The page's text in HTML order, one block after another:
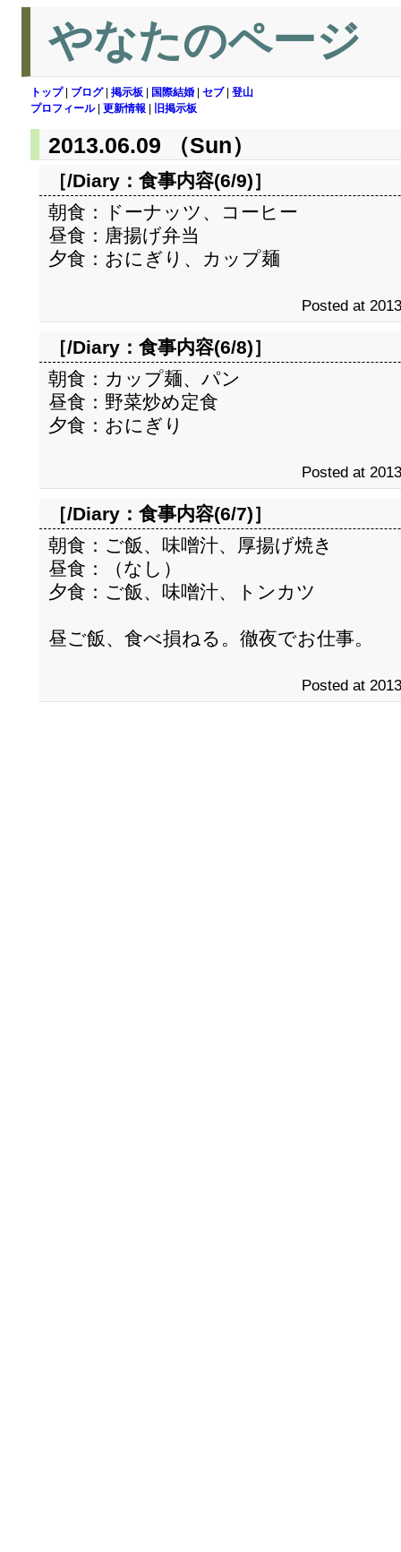
やなたのページ
トップ| ブログ| 掲示板 国際結婚 セブ| 登山
プロフィール| 更新情報 旧掲示板
2013.06.09 （Sun）
［/Diary： 食事内容(6/9)］
朝食：ドーナッツ、コーヒー
昼食：唐揚げ弁当
夕食：おにぎり、カップ麺
Posted at
［/Diary： 食事内容(6/8)］
朝食：カップ麺、パン
昼食：野菜炒め定食
夕食：おにぎり
Posted at
［/Diary： 食事内容(6/7)］
朝食：ご飯、味噌汁、厚揚げ焼き
昼食：（なし）
夕食：ご飯、味噌汁、トンカツ
昼ご飯、食べ損ねる。徹夜でお仕事。
Posted at